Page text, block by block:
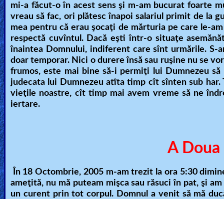
mi-a făcut-o în acest sens şi m-am bucurat foarte
vreau să fac, ori plătesc înapoi salariul primit de la
mea pentru că erau şocaţi de mărturia pe care le-
respectă cuvîntul. Dacă eşti într-o situaţe
înaintea Domnului, indiferent care sînt urmările. S-
doar temporar. Nici o durere însă sau ruşine nu se
frumos, este mai bine să-i permiţi lui Dumnezeu
judecata lui Dumnezeu atîta timp cît sînten sub
vieţile noastre, cît timp mai avem vreme să ne
iertare.
A Doua
În 18 Octombrie, 2005 m-am trezit la ora 5:30
ameţită, nu mă puteam mişca sau răsuci în pat, şi
un curent prin tot corpul. Domnul a venit să mă